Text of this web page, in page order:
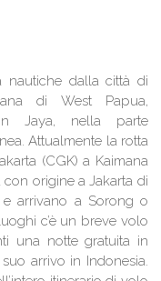
nautiche dalla città di
di West Papua,
Jaya, nella parte
Attualmente la rotta
(CGK) a Kaimana
con origine a Jakarta di
arrivano a Sorong o
c’è un breve volo
una notte gratuita in
arrivo in Indonesia.